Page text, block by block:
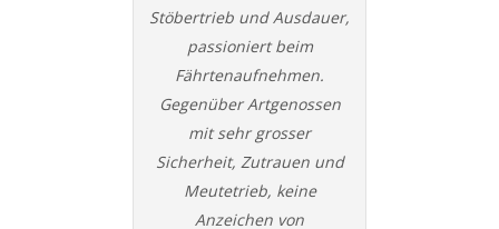
Stöbertrieb und Ausdauer,
passioniert beim
Fährtenaufnehmen.
Gegenüber Artgenossen
mit sehr grosser
Sicherheit, Zutrauen und
Meutetrieb, keine
Anzeichen von